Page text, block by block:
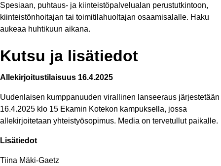
Spesiaan, puhtaus- ja kiinteistöpalvelualan perustutkintoon,
kiinteistönhoitajan tai toimitilahuoltajan osaamisalalle.​ Haku
aukeaa huhtikuun aikana.
Kutsu ja lisätiedot
Allekirjoitustilaisuus 16.4.2025
Uudenlaisen kumppanuuden virallinen lanseeraus järjestetään
16.4.2025 klo 15 Ekamin Kotekon kampuksella, jossa
allekirjoitetaan yhteistyösopimus. Media on tervetullut paikalle.
Lisätiedot
Tiina Mäki-Gaetz